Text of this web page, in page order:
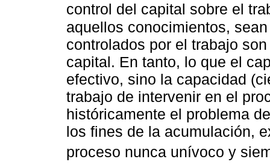
control del capital sobre el
aquellos conocimientos,
controlados por el trabajo
capital. En tanto, lo que el
efectivo, sino la capacidad
trabajo de intervenir en el
históricamente el problema
los fines de la acumulación,
proceso nunca unívoco y